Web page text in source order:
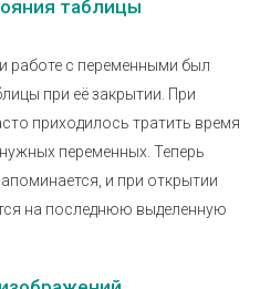
таблицы
работе с переменными был
при её закрытии. При
приходилось тратить время
переменных. Теперь
и при открытии
на последнюю выделенную